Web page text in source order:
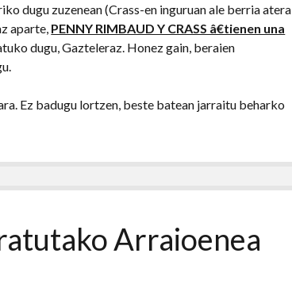
dugu zuzenean (Crass-en inguruan ale berria atera
aparte, PENNY RIMBAUD Y CRASS â€tienen una
dugu, Gazteleraz. Honez gain, beraien
Ez badugu lortzen, beste batean jarraitu beharko
Arraioenea